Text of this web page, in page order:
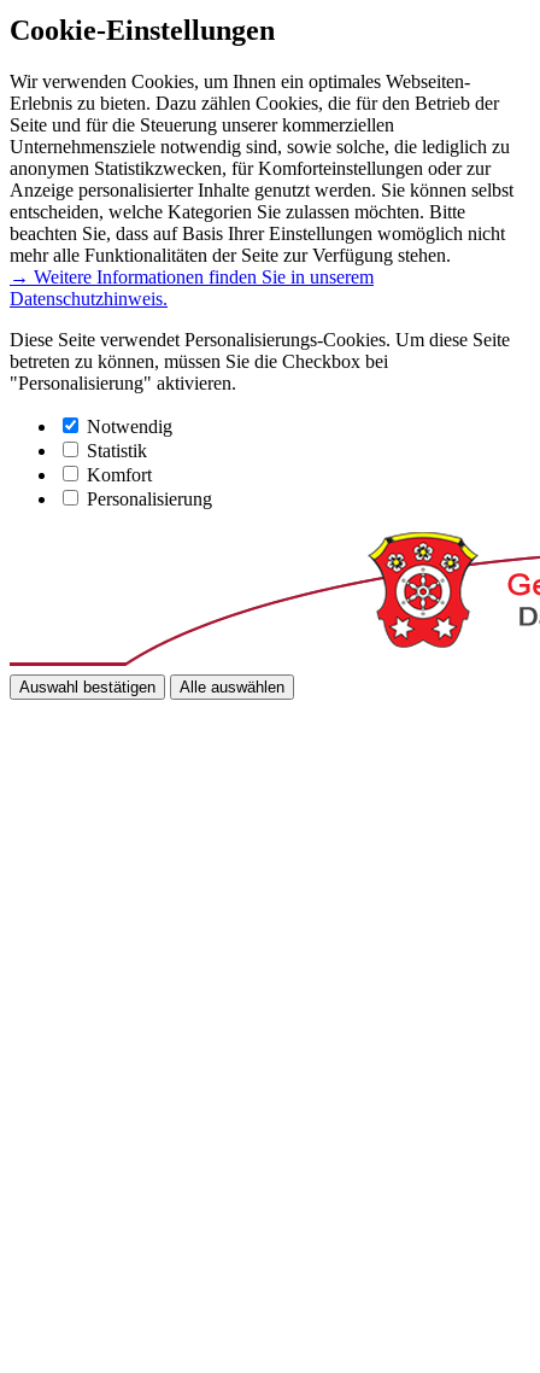
Cookie-Einstellungen
Wir verwenden Cookies, um Ihnen ein optimales Webseiten-
Erlebnis zu bieten. Dazu zählen Cookies, die für den Betrieb der
Seite und für die Steuerung unserer kommerziellen
Unternehmensziele notwendig sind, sowie solche, die lediglich zu
anonymen Statistikzwecken, für Komforteinstellungen oder zur
Anzeige personalisierter Inhalte genutzt werden. Sie können selbst
entscheiden, welche Kategorien Sie zulassen möchten. Bitte
beachten Sie, dass auf Basis Ihrer Einstellungen womöglich nicht
mehr alle Funktionalitäten der Seite zur Verfügung stehen.
→ Weitere Informationen finden Sie in unserem
Datenschutzhinweis.
Diese Seite verwendet Personalisierungs-Cookies. Um diese Seite
betreten zu können, müssen Sie die Checkbox bei
"Personalisierung" aktivieren.
Notwendig
Statistik
Komfort
Personalisierung
Auswahl bestätigen Alle auswählen